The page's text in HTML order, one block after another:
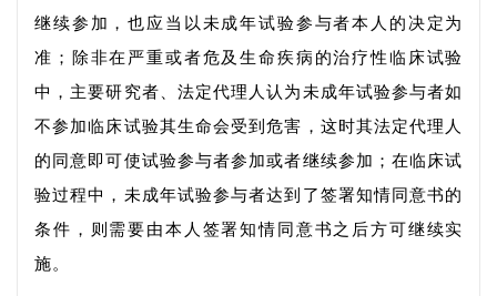
继续参加，也应当以未成年试验参与者本人的决定为
准；除非在严重或者危及生命疾病的治疗性临床试验
中，主要研究者、法定代理人认为未成年试验参与者如
不参加临床试验其生命会受到危害，这时其法定代理人
的同意即可使试验参与者参加或者继续参加；在临床试
验过程中，未成年试验参与者达到了签署知情同意书的
条件，则需要由本人签署知情同意书之后方可继续实
施。